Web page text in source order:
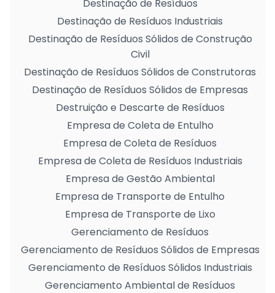
Destinação de Resíduos
Destinação de Resíduos Industriais
Destinação de Resíduos Sólidos de Construção
Civil
Destinação de Resíduos Sólidos de Construtoras
Destinação de Resíduos Sólidos de Empresas
Destruição e Descarte de Resíduos
Empresa de Coleta de Entulho
Empresa de Coleta de Resíduos
Empresa de Coleta de Resíduos Industriais
Empresa de Gestão Ambiental
Empresa de Transporte de Entulho
Empresa de Transporte de Lixo
Gerenciamento de Resíduos
Gerenciamento de Resíduos Sólidos de Empresas
Gerenciamento de Resíduos Sólidos Industriais
Gerenciamento Ambiental de Resíduos